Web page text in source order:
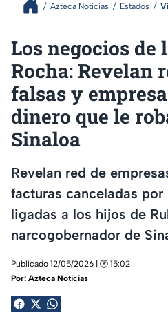
Azteca Noticias Estados
Los negocios
Rocha: Revelan
falsas y
dinero que le
Sinaloa
Revelan red de
facturas canceladas
ligadas a los hijos de
narcogobernador de
Publicado 12/05/2026 | 🕑 15:02
Por: Azteca Noticias